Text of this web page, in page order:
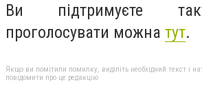
Ви підтримуєте
проголосувати можна тут.
Якщо ви помітили помилку, виділіть необхідний текст і
повідомити про це редакцію